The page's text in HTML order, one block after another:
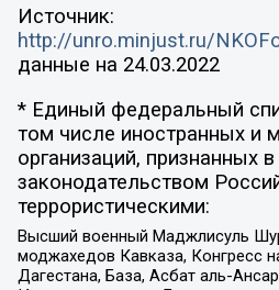
Источник:
http://unro.minjust.ru/
данные на 24.03.2022
* Единый федеральный
том числе иностранных и
организаций, признанных
законодательством
террористическими:
Высший военный Маджлисуль
моджахедов Кавказа, Конгресс
Дагестана, База, Асбат аль-